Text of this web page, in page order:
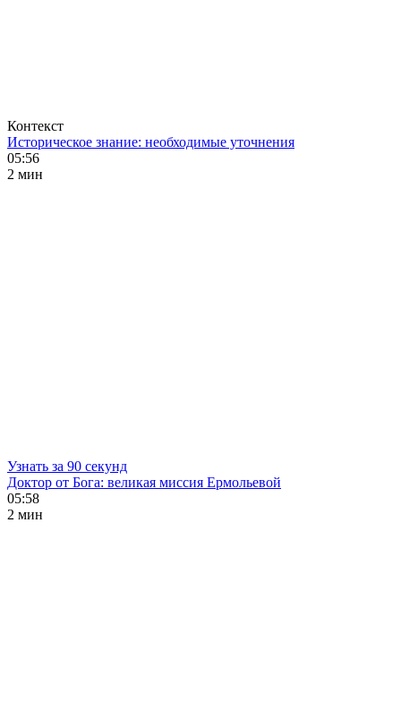
Контекст
Историческое знание: необходимые уточнения
05:56
2 мин
Узнать за 90 секунд
Доктор от Бога: великая миссия Ермольевой
05:58
2 мин